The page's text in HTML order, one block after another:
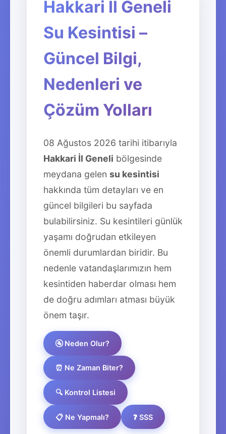
Hakkari İl Geneli
Su Kesintisi –
Güncel Bilgi,
Nedenleri ve
Çözüm Yolları
08 Ağustos 2026 tarihi itibarıyla
Hakkari İl Geneli bölgesinde
meydana gelen su kesintisi
hakkında tüm detayları ve en
güncel bilgileri bu sayfada
bulabilirsiniz. Su kesintileri günlük
yaşamı doğrudan etkileyen
önemli durumlardan biridir. Bu
nedenle vatandaşlarımızın hem
kesintiden haberdar olması hem
de doğru adımları atması büyük
önem taşır.
🚰 Neden Olur?
⏰ Ne Zaman Biter?
🔍 Kontrol Listesi
📋 Ne Yapmalı? ❓ SSS